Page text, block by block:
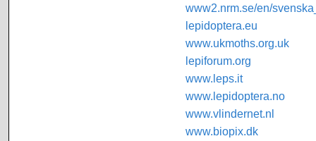
www2.nrm.se/en/
lepidoptera.eu
www.ukmoths.org.uk
lepiforum.org
www.leps.it
www.lepidoptera.no
www.vlindernet.nl
www.biopix.dk